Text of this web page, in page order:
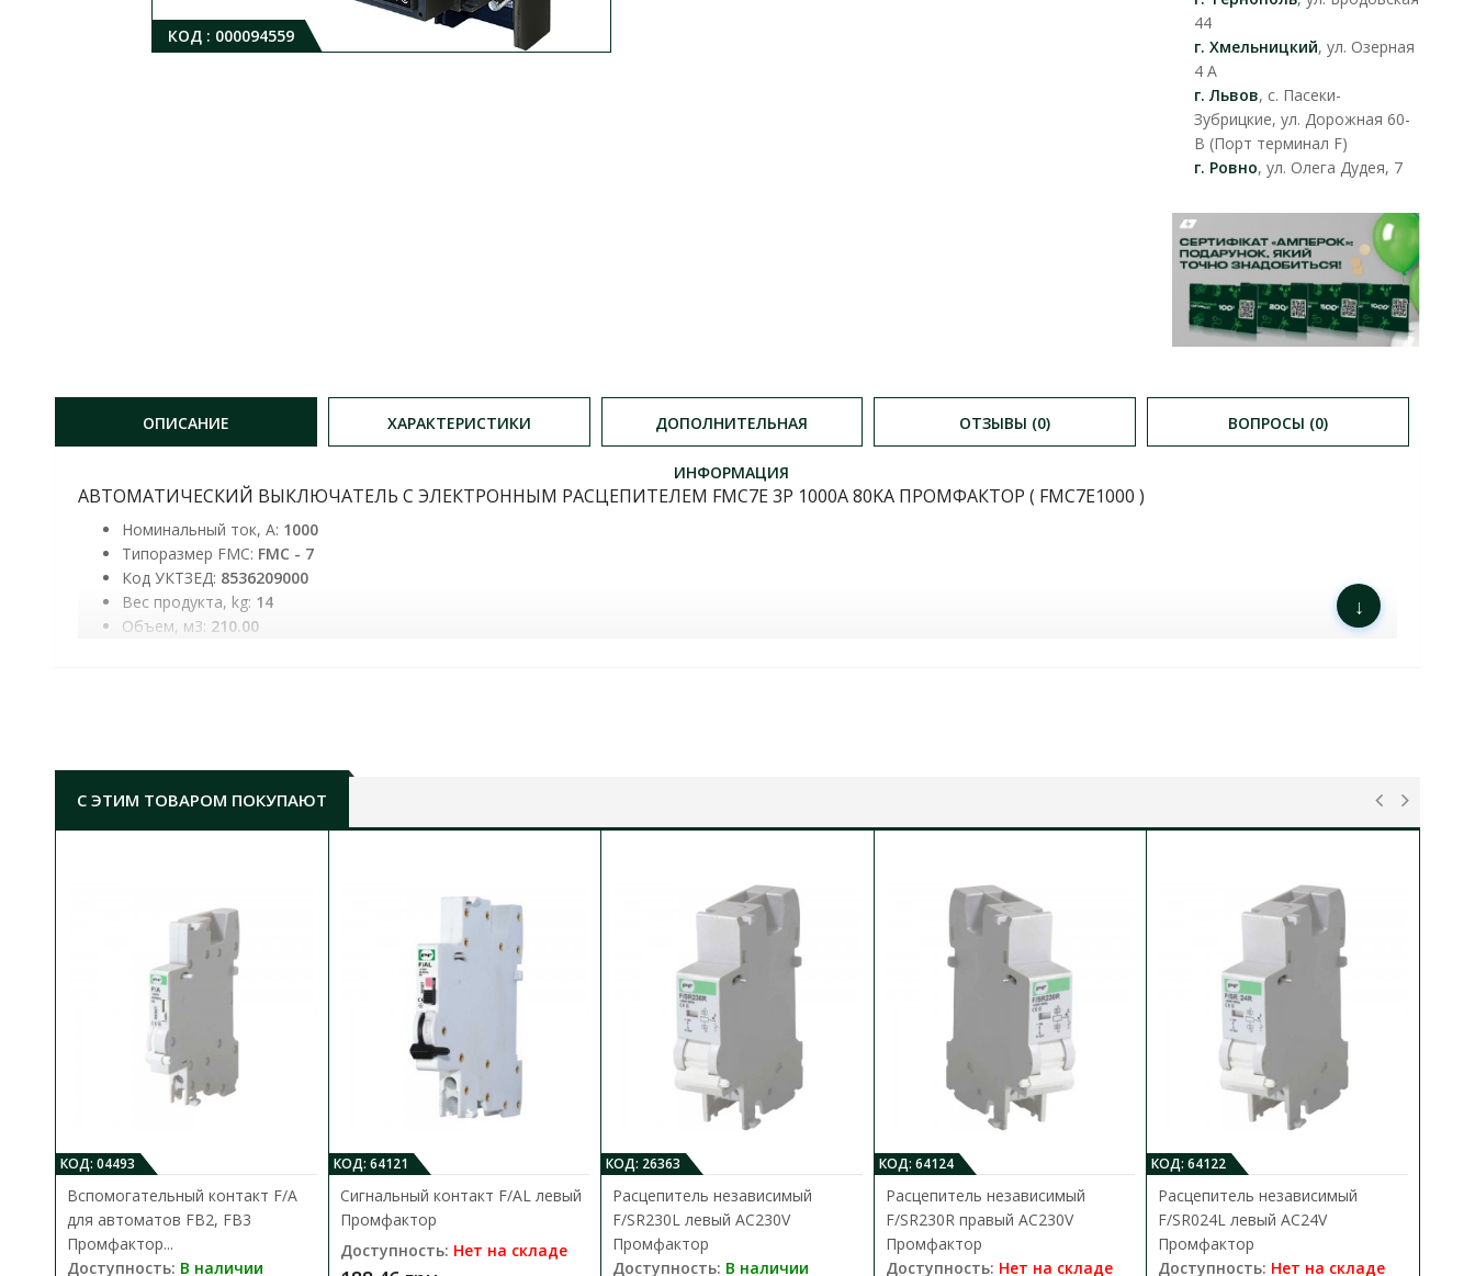
КОД : 000094559
44
г. Хмельницкий, ул. Озерная
4 А
г. Львов, с. Пасеки-
Зубрицкие, ул. Дорожная 60-
В (Порт терминал F)
г. Ровно, ул. Олега Дудея, 7
ОПИСАНИЕ ХАРАКТЕРИСТИКИ ДОПОЛНИТЕЛЬНАЯ
ИНФОРМАЦИЯ
ОТЗЫВЫ (0) ВОПРОСЫ (0)
АВТОМАТИЧЕСКИЙ ВЫКЛЮЧАТЕЛЬ С ЭЛЕКТРОННЫМ РАСЦЕПИТЕЛЕМ FMC7E 3P 1000A 80KA ПРОМФАКТОР ( FMC7E1000 )
Номинальный ток, А: 1000
Типоразмер FMC: FMC - 7
Код УКТЗЕД: 8536209000
Вес продукта, kg: 14
Объем, м3: 210.00
↓
С ЭТИМ ТОВАРОМ ПОКУПАЮТ
КОД: 04493
Вспомогательный контакт F/A
для автоматов FB2, FB3
Промфактор...
Доступность: В наличии
КОД: 64121
Сигнальный контакт F/AL левый
Промфактор
Доступность: Нет на складе
КОД: 26363
Расцепитель независимый
F/SR230L левый АС230V
Промфактор
Доступность: В наличии
КОД: 64124
Расцепитель независимый
F/SR230R правый АС230V
Промфактор
Доступность: Нет на складе
КОД: 64122
Расцепитель независимый
F/SR024L левый АС24V
Промфактор
Доступность: Нет на складе